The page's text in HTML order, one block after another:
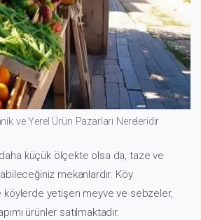
ve Yerel Ürün Pazarları Nereleridir
küçük ölçekte olsa da, taze ve
mekanlardır. Köy
köylerde yetişen meyve ve sebzeler,
ürünler satılmaktadır.